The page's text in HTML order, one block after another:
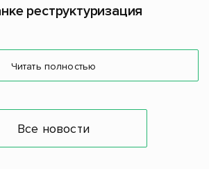
реструктуризация
Читать полностью
Все новости